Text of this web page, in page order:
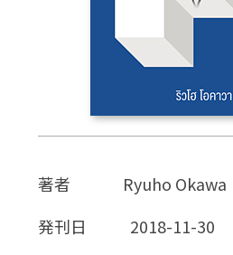
雑貨
外国語
著者
Ryuho Okawa
発刊日
2018-11-30